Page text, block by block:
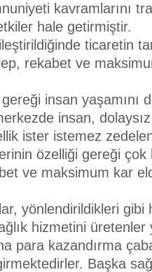
kavramlarını
hale getirmiştir.
ticaretin
rekabet ve
insan yaşamını
insan,
ister istemez
özelliği gereği
ve maksimum kar
yönlendirildikleri gibi
hizmetini
para kazandırma
Başka